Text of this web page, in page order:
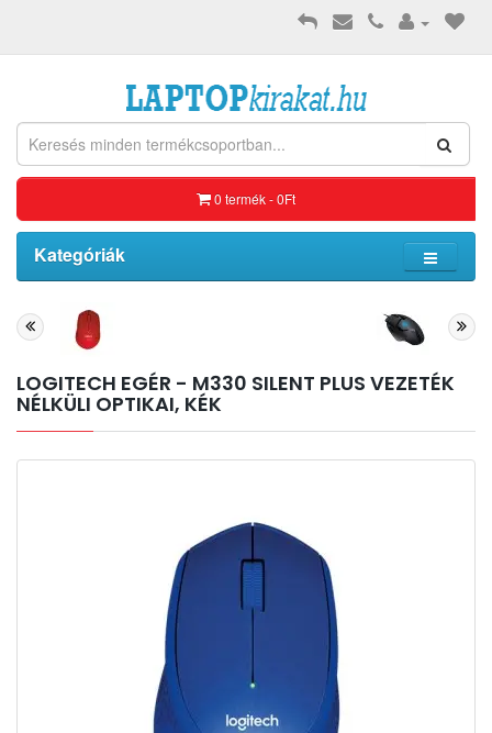
0 termék - 0Ft
Kategóriák
LOGITECH EGÉR - M330 SILENT PLUS VEZETÉK
NÉLKÜLI OPTIKAI, KÉK